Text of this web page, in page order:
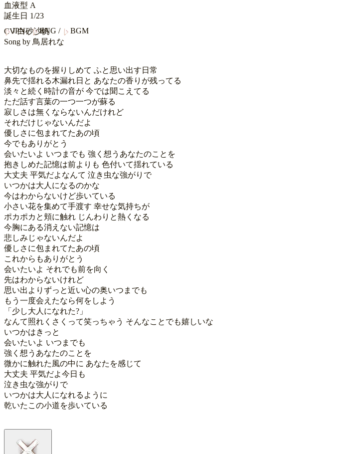
血液型 A
誕生日 1/23
JPN/ ENG / BGM
CV 白砂沙帆
Song by 鳥居れな
大切なものを握りしめて ふと思い出す日常
鼻先で揺れる木漏れ日と あなたの香りが残ってる
淡々と続く時計の音が 今では聞こえてる
ただ話す言葉の一つ一つが蘇る
寂しさは無くならないんだけれど
それだけじゃないんだよ
優しさに包まれてたあの頃
今でもありがとう
会いたいよ いつまでも 強く想うあなたのことを
抱きしめた記憶は前よりも 色付いて揺れている
大丈夫 平気だよなんて 泣き虫な強がりで
いつかは大人になるのかな
今はわからないけど歩いている
小さい花を集めて手渡す 幸せな気持ちが
ポカポカと頬に触れ じんわりと熱くなる
今胸にある消えない記憶は
悲しみじゃないんだよ
優しさに包まれてたあの頃
これからもありがとう
会いたいよ それでも前を向く
先はわからないけれど
思い出よりずっと近い心の奥いつまでも
もう一度会えたなら何をしよう
「少し大人になれた?」
なんて照れくさくって笑っちゃう そんなことでも嬉しいな
いつかはきっと
会いたいよ いつまでも
強く想うあなたのことを
微かに触れた風の中に あなたを感じて
大丈夫 平気だよ今日も
泣き虫な強がりで
いつかは大人になれるように
乾いたこの小道を歩いている